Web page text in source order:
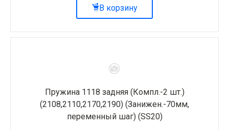
В корзину
Пружина 1118 задняя (Компл.-2 шт.)
(2108,2110,2170,2190) (Занижен.-70мм,
переменный шаг) (SS20)